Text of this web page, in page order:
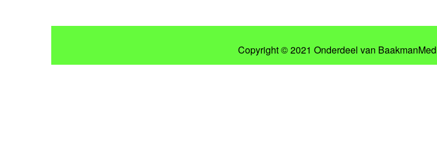
Copyright © 2021 Onderdeel van